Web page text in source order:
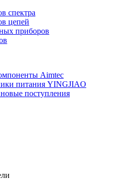
спектра
цепей
приборов
Aimtec
питания YINGJIAO
поступления